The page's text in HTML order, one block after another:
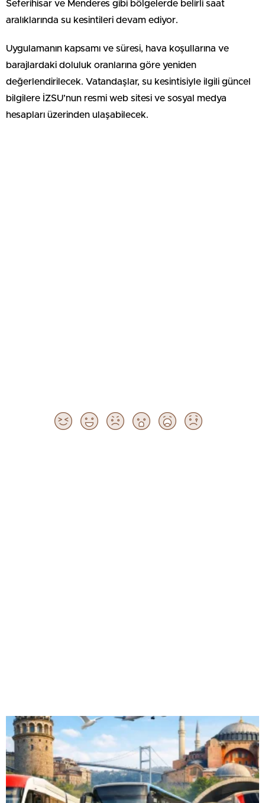
Seferihisar ve Menderes gibi bölgelerde belirli saat
aralıklarında su kesintileri devam ediyor.
Uygulamanın kapsamı ve süresi, hava koşullarına ve
barajlardaki doluluk oranlarına göre yeniden
değerlendirilecek. Vatandaşlar, su kesintisiyle ilgili güncel
bilgilere İZSU’nun resmi web sitesi ve sosyal medya
hesapları üzerinden ulaşabilecek.